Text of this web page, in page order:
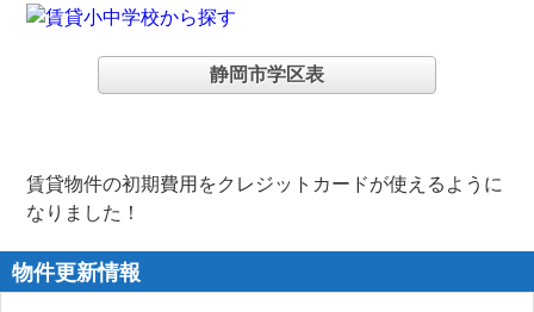
静岡市学区表
賃貸物件の初期費用をクレジットカードが使えるように
なりました！
物件更新情報